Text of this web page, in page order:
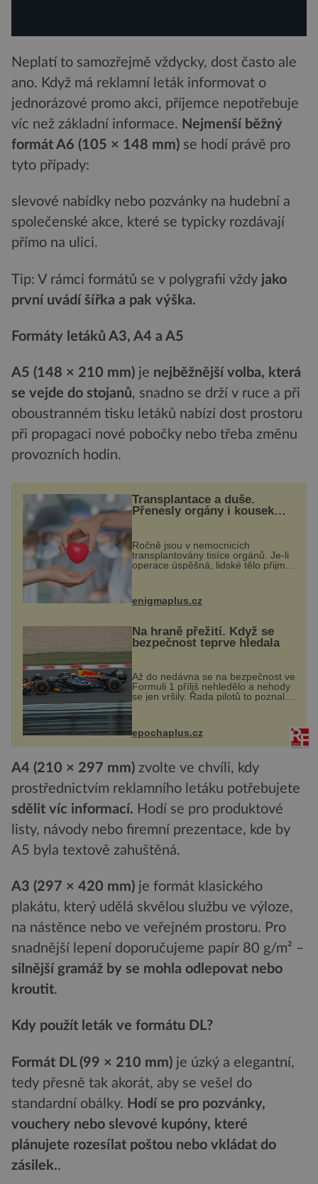
Neplatí to samozřejmě vždycky, dost často ale
ano. Když má reklamní leták informovat o
jednorázové promo akci, příjemce nepotřebuje
víc než základní informace. Nejmenší běžný
formát A6 (105 × 148 mm) se hodí právě pro
tyto případy:
slevové nabídky nebo pozvánky na hudební a
společenské akce, které se typicky rozdávají
přímo na ulici.
Tip: V rámci formátů se v polygrafii vždy jako
první uvádí šířka a pak výška.
Formáty letáků A3, A4 a A5
A5 (148 × 210 mm) je nejběžnější volba, která
se vejde do stojanů, snadno se drží v ruce a při
oboustranném tisku letáků nabízí dost prostoru
při propagaci nové pobočky nebo třeba změnu
provozních hodin.
Transplantace a duše.
Přenesly orgány i kousek
Ročně jsou v nemocnicích
transplantovány tisíce orgánů. Je-li
operace úspěšná, lidské tělo přijme
co když při transplantaci
nepřijímám...
enigmaplus.cz
Na hraně přežití. Když se
bezpečnost teprve hledala
Až do nedávna se na bezpečnost ve
Formuli 1 příliš nehledělo a nehody
se jen vršily. Řada pilotů to poznala
na vlastní kůži, často s trvalými
následky nebo bohužel i ztrátou
života. Dnes nepochopiteln...
epochaplus.cz
A4 (210 × 297 mm) zvolte ve chvíli, kdy
prostřednictvím reklamního letáku potřebujete
sdělit víc informací. Hodí se pro produktové
listy, návody nebo firemní prezentace, kde by
A5 byla textově zahuštěná.
A3 (297 × 420 mm) je formát klasického
plakátu, který udělá skvělou službu ve výloze,
na nástěnce nebo ve veřejném prostoru. Pro
snadnější lepení doporučujeme papír 80 g/m² –
silnější gramáž by se mohla odlepovat nebo
kroutit.
Kdy použít leták ve formátu DL?
Formát DL (99 × 210 mm) je úzký a elegantní,
tedy přesně tak akorát, aby se vešel do
standardní obálky. Hodí se pro pozvánky,
vouchery nebo slevové kupóny, které
plánujete rozesílat poštou nebo vkládat do
zásilek..